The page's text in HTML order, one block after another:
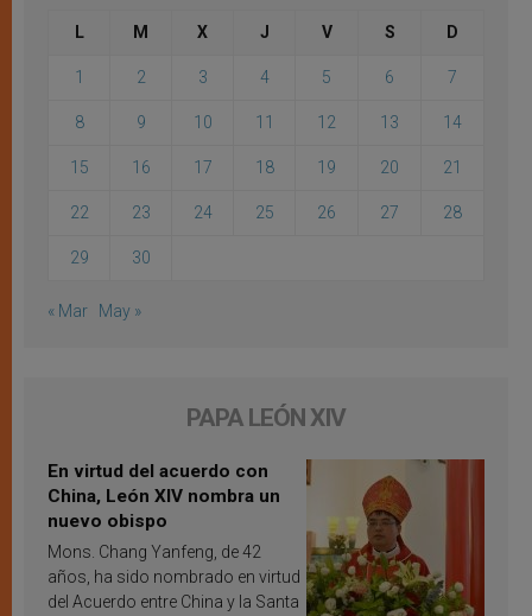
L M X J V S D
1 2 3 4 5 6 7
8 9 10 11 12 13 14
15 16 17 18 19 20 21
22 23 24 25 26 27 28
29 30
« Mar May »
PAPA LEÓN XIV
En virtud del acuerdo con
China, León XIV nombra un
nuevo obispo
Mons. Chang Yanfeng, de 42
años, ha sido nombrado en virtud
del Acuerdo entre China y la Santa